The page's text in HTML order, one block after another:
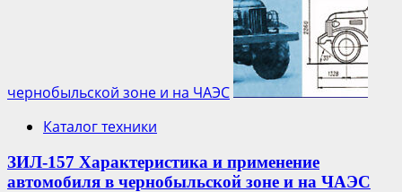
чернобыльской зоне и на ЧАЭС
Каталог техники
ЗИЛ-157 Характеристика и применение
автомобиля в чернобыльской зоне и на ЧАЭС